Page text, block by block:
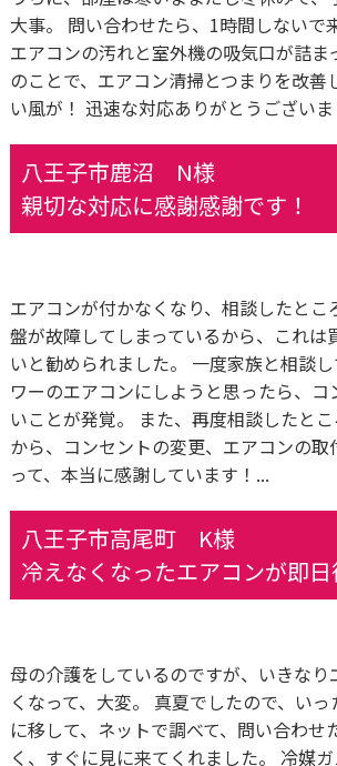
大事。 問い合わせたら、1時間しないで
エアコンの汚れと室外機の吸気口が詰ま
のことで、エアコン清掃とつまりを改善
い風が！ 迅速な対応ありがとうござい
八王子市鹿沼 N様
親切な対応に感謝感謝です！
エアコンが付かなくなり、相談したとこ
盤が故障してしまっているから、これは
いと勧められました。 一度家族と相談
ワーのエアコンにしようと思ったら、コ
いことが発覚。 また、再度相談したと
から、コンセントの変更、エアコンの取
って、本当に感謝しています！...
八王子市高尾町 K様
冷えなくなったエアコンが即日
母の介護をしているのですが、いきなり
くなって、大変。 真夏でしたので、い
に移して、ネットで調べて、問い合わせ
く、すぐに見に来てくれました。 冷媒